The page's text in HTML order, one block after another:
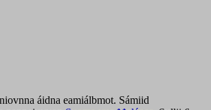
áidna eamiálbmot. Sámiid